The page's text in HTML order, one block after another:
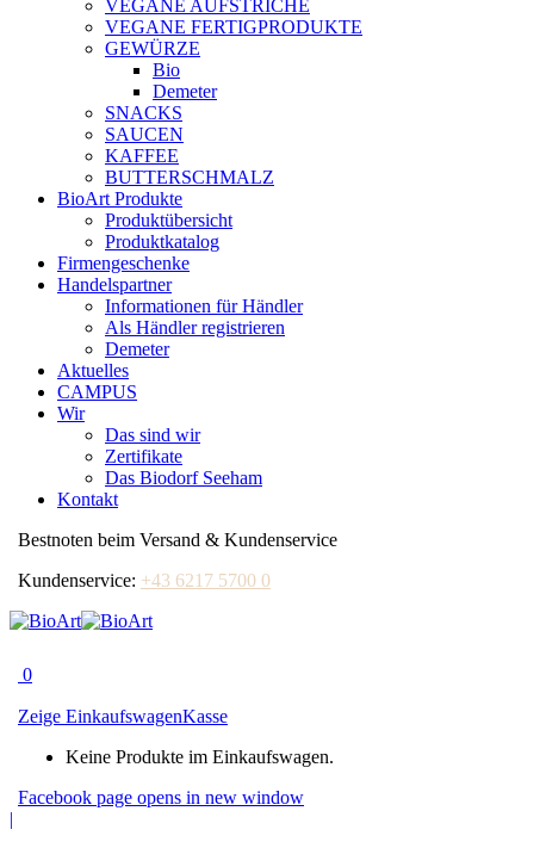
VEGANE AUFSTRICHE
VEGANE FERTIGPRODUKTE
GEWÜRZE
Bio
Demeter
SNACKS
SAUCEN
KAFFEE
BUTTERSCHMALZ
BioArt Produkte
Produktübersicht
Produktkatalog
Firmengeschenke
Handelspartner
Informationen für Händler
Als Händler registrieren
Demeter
Aktuelles
CAMPUS
Wir
Das sind wir
Zertifikate
Das Biodorf Seeham
Kontakt
Bestnoten beim Versand & Kundenservice
Kundenservice: +43 6217 5700 0
0
Zeige EinkaufswagenKasse
Keine Produkte im Einkaufswagen.
Facebook page opens in new window
|